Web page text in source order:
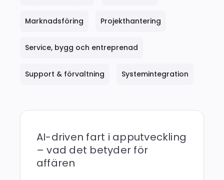
Marknadsföring Projekthantering
Service, bygg och entreprenad
Support & förvaltning Systemintegration
AI-driven fart i apputveckling
– vad det betyder för
affären